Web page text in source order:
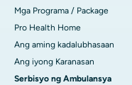
Mga Programa / Package
Pro Health Home
Ang aming kadalubhasaan
Ang iyong Karanasan
Serbisyo ng Ambulansya